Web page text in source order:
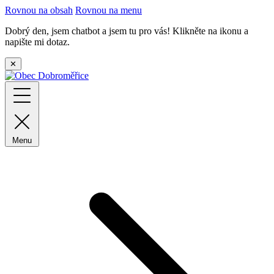
Rovnou na obsah Rovnou na menu
Dobrý den, jsem chatbot a jsem tu pro vás! Klikněte na ikonu a
napište mi dotaz.
✕
Menu